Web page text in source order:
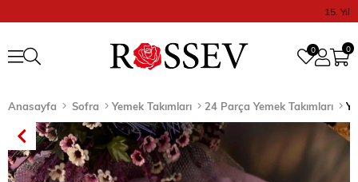
15. Yıl
0
0
Anasayfa Sofra Yemek Takımları 24 Parça Yemek Takımları